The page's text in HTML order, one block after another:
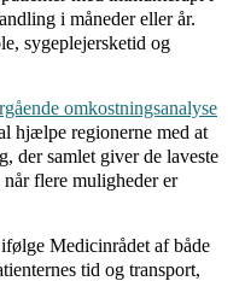
i måneder eller år.
sygeplejersketid og
omkostningsanalyse
hjælpe regionerne med at
der samlet giver de laveste
flere muligheder er
Medicinrådet af både
tid og transport,